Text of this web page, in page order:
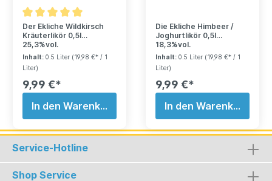
Der Ekliche Wildkirsch
Kräuterlikör 0,5l
25,3%vol.
Inhalt: 0.5 Liter (19,98 €* / 1
Liter)
9,99 €*
In den Warenkorb
Die Ekliche Himbeer /
Joghurtlikör 0,5l
18,3%vol.
Inhalt: 0.5 Liter (19,98 €* / 1
Liter)
9,99 €*
In den Warenkorb
Service-Hotline
Shop Service